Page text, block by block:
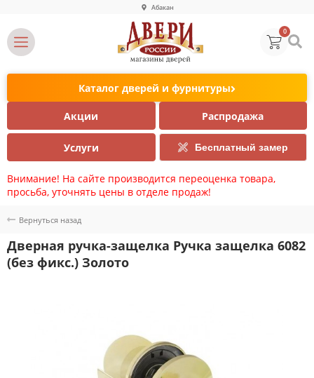
Абакан
0
Каталог дверей и фурнитуры
Акции Распродажа
Услуги Бесплатный замер
Внимание! На сайте производится переоценка товара,
просьба, уточнять цены в отделе продаж!
Вернуться назад
Дверная ручка-защелка Ручка защелка 6082
(без фикс.) Золото